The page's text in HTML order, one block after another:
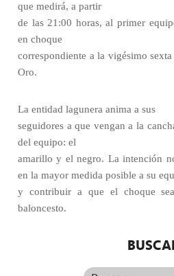
que medirá, a partir
de las 21:00 horas, al primer
en choque
correspondiente a la vigésimo
Oro.
La entidad lagunera anima a sus
seguidores a que vengan a la
del equipo: el
amarillo y el negro. La intención
en la mayor medida posible a su
y contribuir a que el choque
baloncesto.